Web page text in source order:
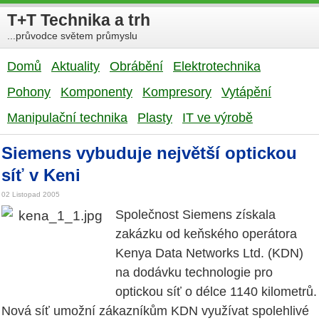
T+T Technika a trh
...průvodce světem průmyslu
Domů Aktuality Obrábění
Elektrotechnika
Pohony
Komponenty Kompresory
Vytápění
Manipulační technika
Plasty IT ve výrobě
Siemens vybuduje největší optickou
síť v Keni
02 Listopad 2005
Společnost Siemens získala
zakázku od keňského operátora
Kenya Data Networks Ltd. (KDN)
na dodávku technologie pro
optickou síť o délce 1140 kilometrů.
Nová síť umožní zákazníkům KDN využívat spolehlivé